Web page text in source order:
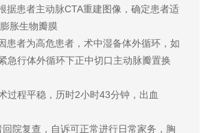
患者主动脉CTA重建图像，确定患者适
胀生物瓣膜
者为高危患者，术中湿备体外循环，如
急行体外循环下正中切口主动脉瓣置换
程平稳，历时2小时43分钟，出血
复查，自诉可正常进行日常家务，胸